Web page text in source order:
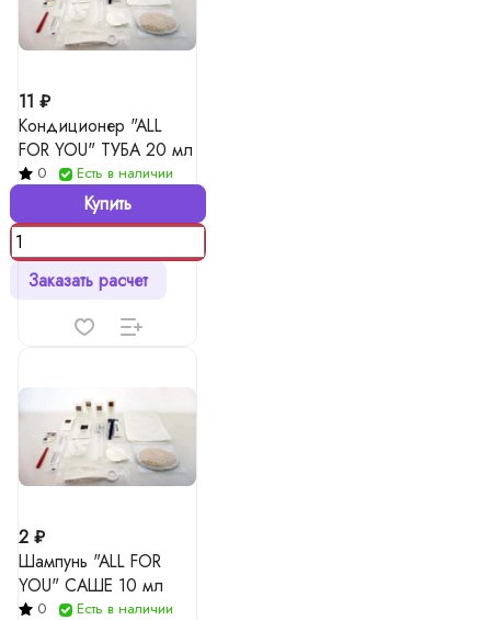
11 ₽
Кондиционер "ALL
FOR YOU" ТУБА 20 мл
0 Есть в наличии
Купить
Заказать расчет
2 ₽
Шампунь "ALL FOR
YOU" САШЕ 10 мл
0 Есть в наличии